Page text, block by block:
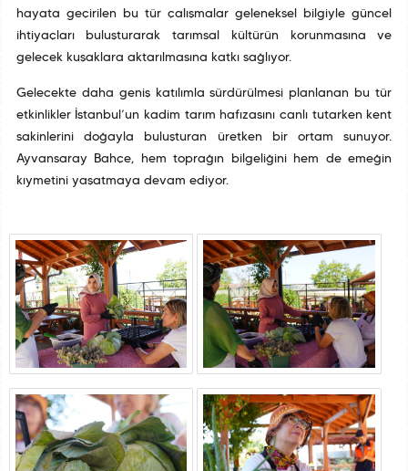
hayata geçirilen bu tür çalışmalar geleneksel bilgiyle güncel
ihtiyaçları buluşturarak tarımsal kültürün korunmasına ve
gelecek kuşaklara aktarılmasına katkı sağlıyor.
Gelecekte daha geniş katılımla sürdürülmesi planlanan bu tür
etkinlikler İstanbul’un kadim tarım hafızasını canlı tutarken kent
sakinlerini doğayla buluşturan üretken bir ortam sunuyor.
Ayvansaray Bahçe, hem toprağın bilgeliğini hem de emeğin
kıymetini yaşatmaya devam ediyor.